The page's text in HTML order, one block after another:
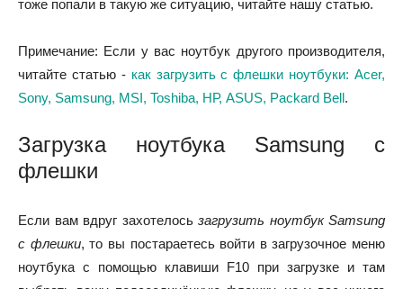
тоже попали в такую же ситуацию, читайте нашу статью.
Примечание: Если у вас ноутбук другого производителя,
читайте статью - как загрузить с флешки ноутбуки: Acer,
Sony, Samsung, MSI, Toshiba, НР, ASUS, Packard Bell.
Загрузка ноутбука Samsung с
флешки
Если вам вдруг захотелось загрузить ноутбук Samsung
с флешки, то вы постараетесь войти в загрузочное меню
ноутбука с помощью клавиши F10 при загрузке и там